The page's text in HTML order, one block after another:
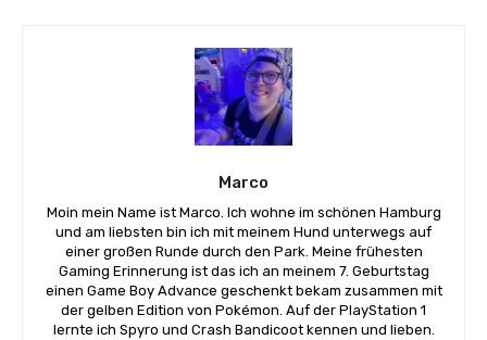
Marco
Moin mein Name ist Marco. Ich wohne im schönen Hamburg
und am liebsten bin ich mit meinem Hund unterwegs auf
einer großen Runde durch den Park. Meine frühesten
Gaming Erinnerung ist das ich an meinem 7. Geburtstag
einen Game Boy Advance geschenkt bekam zusammen mit
der gelben Edition von Pokémon. Auf der PlayStation 1
lernte ich Spyro und Crash Bandicoot kennen und lieben.